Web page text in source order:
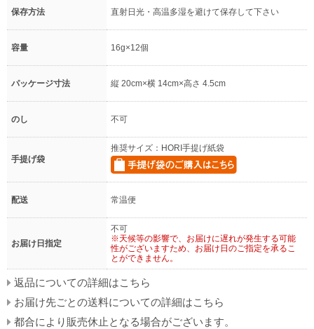
保存方法 直射日光・高温多湿を避けて保存して下さい
容量 16g×12個
パッケージ寸法 縦 20cm×横 14cm×高さ 4.5cm
のし 不可
手提げ袋
推奨サイズ：HORI手提げ紙袋
配送 常温便
お届け日指定
不可
※天候等の影響で、お届けに遅れが発生する可能
性がございますため、お届け日のご指定を承るこ
とができません。
返品についての詳細はこちら
お届け先ごとの送料についての詳細はこちら
都合により販売休止となる場合がございます。